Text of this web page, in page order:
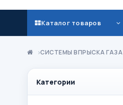
Каталог товаров
СИСТЕМЫ ВПРЫСКА ГАЗА
Категории